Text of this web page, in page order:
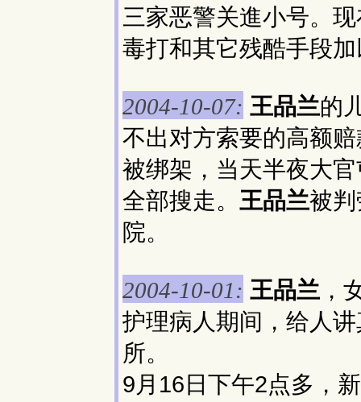
三家恶警关進小号。
毒打和其它残酷手段
2004-10-07: 王品兰的
不出对方索要的高额
被绑架，当天半夜大
全部搜走。 王品兰被
院。
2004-10-01: 王品兰 ，
护理病人期间，给人
所。
9月16日下午2点多，